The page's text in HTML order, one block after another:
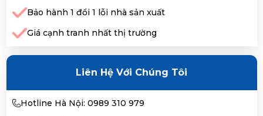
Bảo hành 1 đổi 1 lỗi nhà sản xuất
Giá cạnh tranh nhất thị trường
Liên Hệ Với Chúng Tôi
Hotline Hà Nội: 0989 310 979